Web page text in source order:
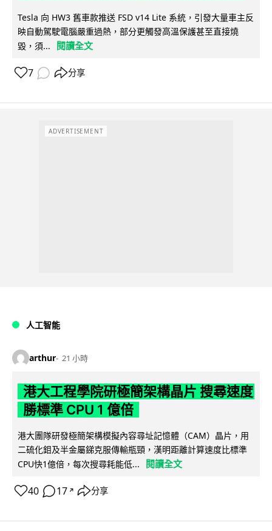
Tesla 向 HW3 舊車款推送 FSD v14 Lite 系統，引發大量車主反
映自動駕駛電腦嚴重過熱，部分更觸發高溫保護甚至直接燒
毀，須...
閱讀全文
7 分享
ADVERTISEMENT
人工智能
arthur 21 小時
港大工程學院研極簡架構晶片 搜尋速度
勝標準 CPU 1 億倍
港大團隊研發極簡架構模擬內容尋址記憶體（CAM）晶片，用
二硫化鉬及半金屬銻克服傳輸瓶頸，漢明距離計算速度比標準
CPU快1億倍，每次搜尋耗能低...
閱讀全文
40 17 ↗ 分享